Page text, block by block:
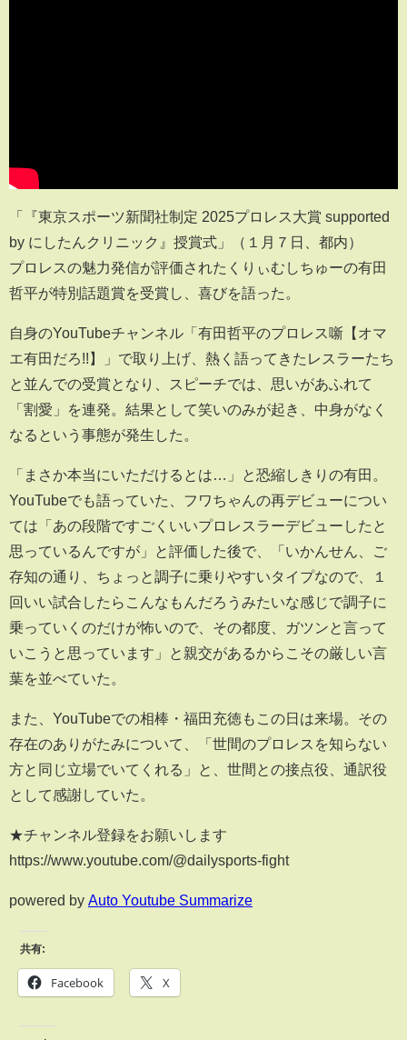
「『東京スポーツ新聞社制定 2025プロレス大賞 supported
by にしたんクリニック』授賞式」（１月７日、都内）
プロレスの魅力発信が評価されたくりぃむしちゅーの有田
哲平が特別話題賞を受賞し、喜びを語った。
自身のYouTubeチャンネル「有田哲平のプロレス噺【オマ
エ有田だろ!!】」で取り上げ、熱く語ってきたレスラーたち
と並んでの受賞となり、スピーチでは、思いがあふれて
「割愛」を連発。結果として笑いのみが起き、中身がなく
なるという事態が発生した。
「まさか本当にいただけるとは…」と恐縮しきりの有田。
YouTubeでも語っていた、フワちゃんの再デビューについ
ては「あの段階ですごくいいプロレスラーデビューしたと
思っているんですが」と評価した後で、「いかんせん、ご
存知の通り、ちょっと調子に乗りやすいタイプなので、１
回いい試合したらこんなもんだろうみたいな感じで調子に
乗っていくのだけが怖いので、その都度、ガツンと言って
いこうと思っています」と親交があるからこその厳しい言
葉を並べていた。
また、YouTubeでの相棒・福田充徳もこの日は来場。その
存在のありがたみについて、「世間のプロレスを知らない
方と同じ立場でいてくれる」と、世間との接点役、通訳役
として感謝していた。
★チャンネル登録をお願いします
https://www.youtube.com/@dailysports-fight
powered by Auto Youtube Summarize
共有:
Facebook X